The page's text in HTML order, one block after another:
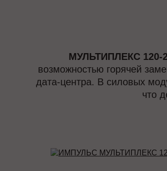
МУЛЬТИПЛЕКС 120-
возможностью горячей
дата-центра. В силовых
что